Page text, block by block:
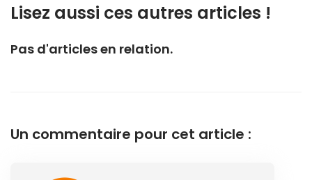
Lisez aussi ces autres articles !
Pas d'articles en relation.
Un commentaire pour cet article :